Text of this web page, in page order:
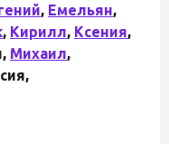
, Емельян,
, Кирилл, Ксения,
Михаил,